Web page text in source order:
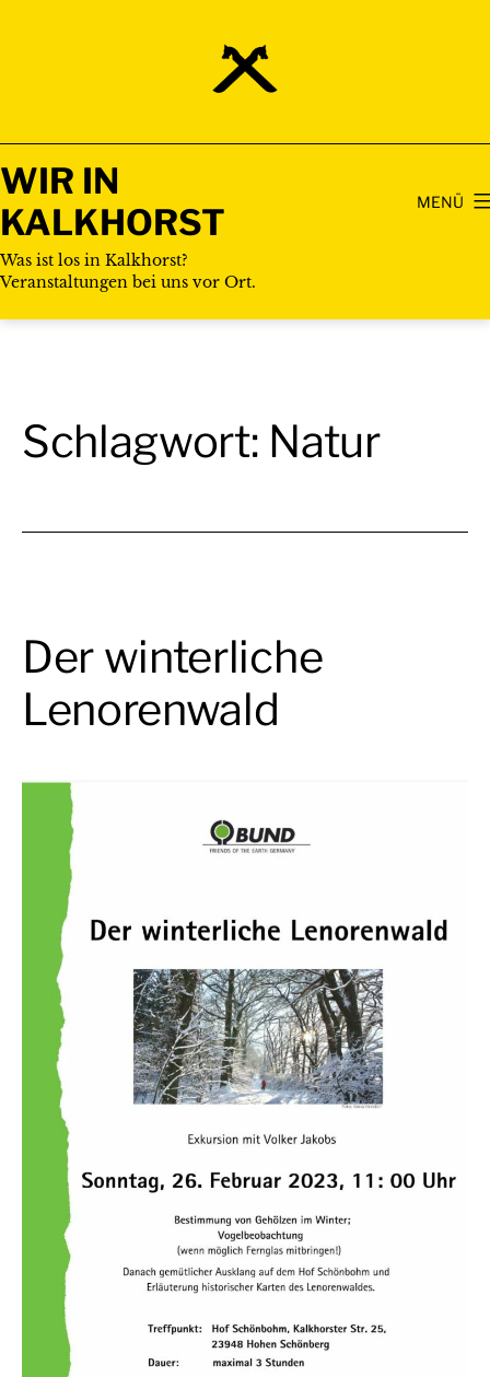
WIR IN
KALKHORST
Was ist los in Kalkhorst?
Veranstaltungen bei uns vor Ort.
MENÜ
Schlagwort: Natur
Der winterliche
Lenorenwald